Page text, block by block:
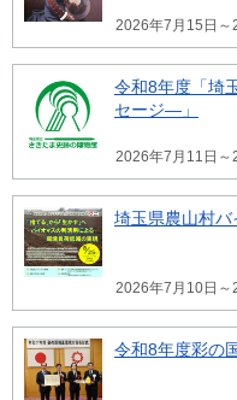
2026年7月15日～
令和8年度「埼
セージ―」
2026年7月11日～
埼玉県農山村
2026年7月10日～
令和8年度彩の